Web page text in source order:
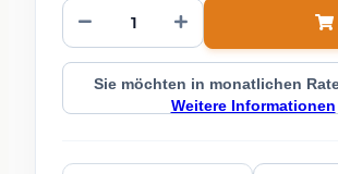
Sie möchten in monatlichen
Weitere Informationen